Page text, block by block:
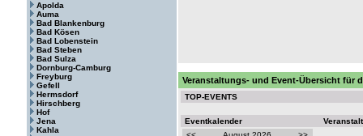
Apolda
Auma
Bad Blankenburg
Bad Kösen
Bad Lobenstein
Bad Steben
Bad Sulza
Dornburg-Camburg
Freyburg
Gefell
Hermsdorf
Hirschberg
Hof
Jena
Kahla
Veranstaltungs- und Event-Übersicht für
TOP-EVENTS
Eventkalender